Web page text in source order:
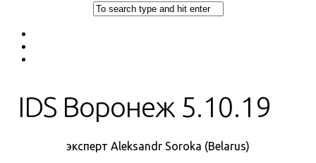
IDS Воронеж 5.10.19
эксперт Aleksandr Soroka (Belarus)